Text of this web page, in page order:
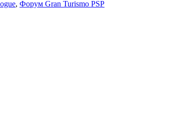
, Форум Gran Turismo PSP